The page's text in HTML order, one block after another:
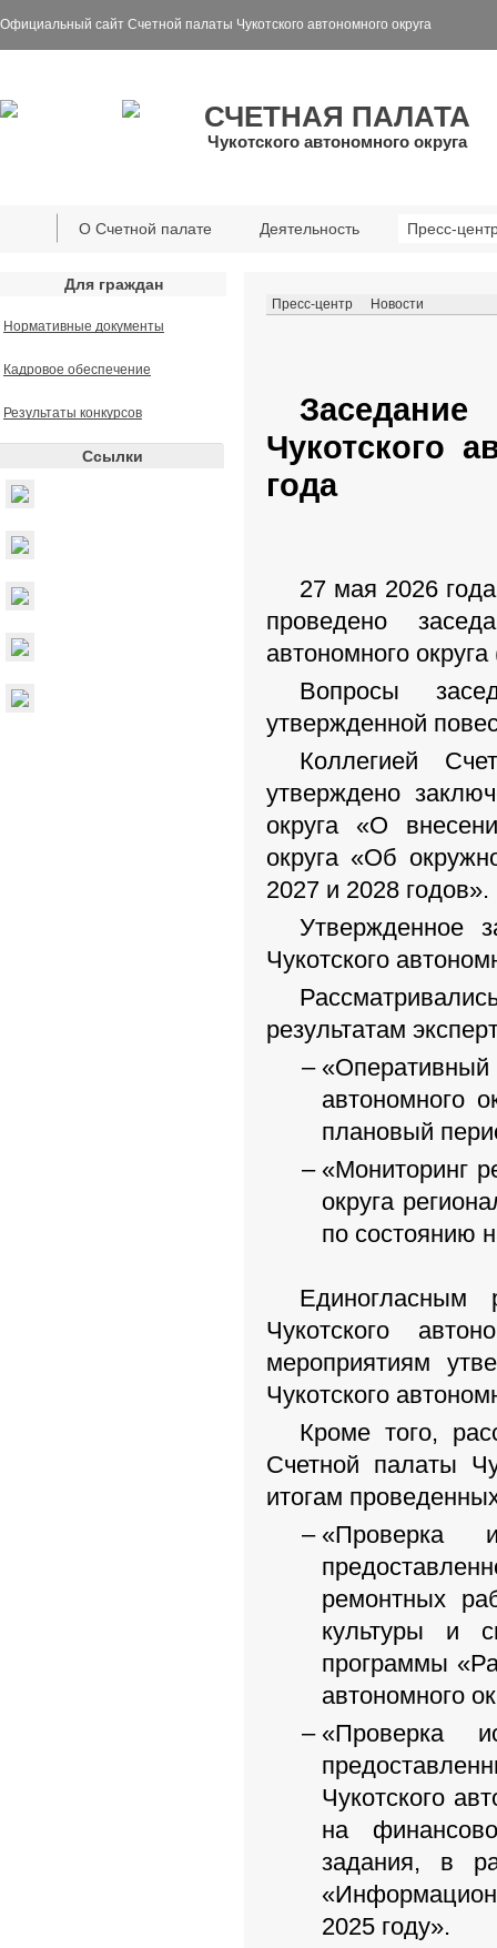
Официальный сайт Счетной палаты Чукотского автономного округа
СЧЕТНАЯ ПАЛАТА
Чукотского автономного округа
О Счетной палате Деятельность Пресс-
Для граждан
Нормативные документы
Кадровое обеспечение
Результаты конкурсов
Ссылки
Пресс-центр Новости
Чукотского
года
27 мая 2026
проведено
автономного
Вопросы
утвержденной
Коллегией
утверждено
округа «О
округа «Об
2027 и 2028 годов».
Утвержденное
Чукотского
результатам
автономного
плановый
«Мониторинг
округа
по состоянию
Единогласным
Чукотского
мероприятиям
Чукотского
Кроме того,
Счетной палаты
итогам
«Проверка
ремонтных
культуры и
программы
автономного
«Проверка
Чукотского
на
задания, в
2025 году».